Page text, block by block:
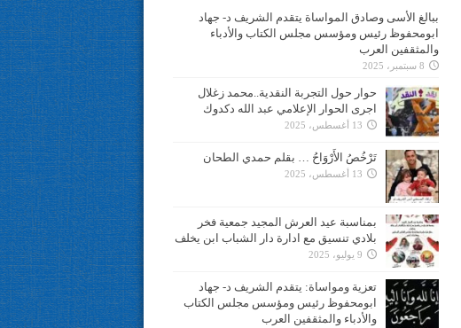
ببالغ الأسى وصادق المواساة يتقدم الشريف د- جهاد
ابومحفوظ رئيس ومؤسس مجلس الكتاب والأدباء
والمثقفين العرب
8 سبتمبر، 2025
حوار حول التجربة النقدية..محمد زغلال
اجرى الحوار الإعلامي عبد الله دكدوك
13 أغسطس، 2025
تَرْخُصُ الأَرْوَاحُ … بقلم حمدي الطحان
13 أغسطس، 2025
بمناسبة عيد العرش المجيد جمعية فخر
بلادي تنسيق مع ادارة دار الشباب ابن يخلف
9 يوليو، 2025
تعزية ومواساة: يتقدم الشريف د- جهاد
ابومحفوظ رئيس ومؤسس مجلس الكتاب
والأدباء والمثقفين العرب